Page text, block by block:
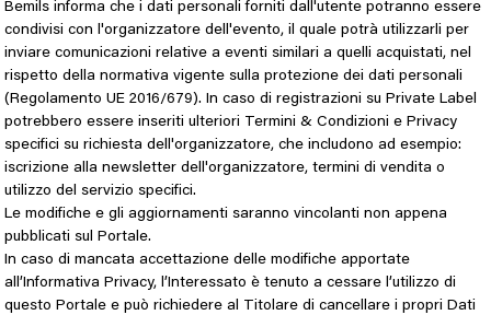
Bemils informa che i dati personali forniti dall'utente potranno essere
condivisi con l'organizzatore dell'evento, il quale potrà utilizzarli per
inviare comunicazioni relative a eventi similari a quelli acquistati, nel
rispetto della normativa vigente sulla protezione dei dati personali
(Regolamento UE 2016/679). In caso di registrazioni su Private Label
potrebbero essere inseriti ulteriori Termini & Condizioni e Privacy
specifici su richiesta dell'organizzatore, che includono ad esempio:
iscrizione alla newsletter dell'organizzatore, termini di vendita o
utilizzo del servizio specifici.
Le modifiche e gli aggiornamenti saranno vincolanti non appena
pubblicati sul Portale.
In caso di mancata accettazione delle modifiche apportate
all’Informativa Privacy, l’Interessato è tenuto a cessare l’utilizzo di
questo Portale e può richiedere al Titolare di cancellare i propri Dati